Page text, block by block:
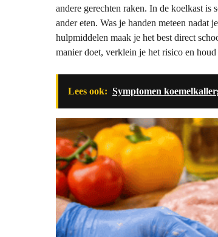
andere gerechten raken. In de koelkast is
ander eten. Was je handen meteen nadat
hulpmiddelen maak je het best direct
manier doet, verklein je het risico en
Lees ook: Symptomen